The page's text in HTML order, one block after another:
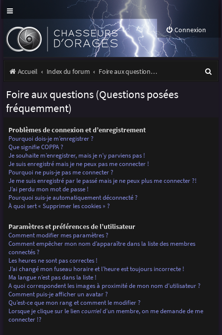
Connexion
Accueil Index du forum Foire aux questions (Questions posées fréquemment)
Foire aux questions (Questions posées
fréquemment)
Problèmes de connexion et d’enregistrement
Pourquoi dois-je m’enregistrer ?
Que signifie COPPA ?
Je souhaite m’enregistrer, mais je n’y parviens pas !
Je suis enregistré mais je ne peux pas me connecter !
Pourquoi ne puis-je pas me connecter ?
Je me suis enregistré par le passé mais je ne peux plus me connecter ?!
J’ai perdu mon mot de passe !
Pourquoi suis-je automatiquement déconnecté ?
À quoi sert « Supprimer les cookies » ?
Paramètres et préférences de l’utilisateur
Comment modifier mes paramètres ?
Comment empêcher mon nom d’apparaître dans la liste des membres
connectés ?
Les heures ne sont pas correctes !
J’ai changé mon fuseau horaire et l’heure est toujours incorrecte !
Ma langue n’est pas dans la liste !
A quoi correspondent les images à proximité de mon nom d’utilisateur ?
Comment puis-je afficher un avatar ?
Qu’est-ce que mon rang et comment le modifier ?
Lorsque je clique sur le liencourrield’un membre, on me demande de me
connecter !?